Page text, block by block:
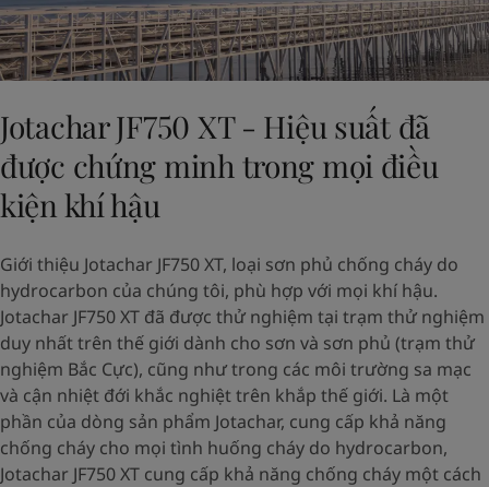
Jotachar JF750 XT - Hiệu suất đã
được chứng minh trong mọi điều
kiện khí hậu
Giới thiệu Jotachar JF750 XT, loại sơn phủ chống cháy do
hydrocarbon của chúng tôi, phù hợp với mọi khí hậu.
Jotachar JF750 XT đã được thử nghiệm tại trạm thử nghiệm
duy nhất trên thế giới dành cho sơn và sơn phủ (trạm thử
nghiệm Bắc Cực), cũng như trong các môi trường sa mạc
và cận nhiệt đới khắc nghiệt trên khắp thế giới. Là một
phần của dòng sản phẩm Jotachar, cung cấp khả năng
chống cháy cho mọi tình huống cháy do hydrocarbon,
Jotachar JF750 XT cung cấp khả năng chống cháy một cách